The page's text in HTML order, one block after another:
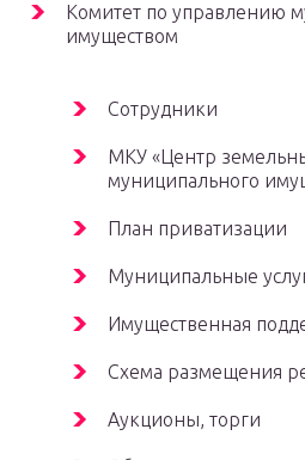
Комитет по управлению
имуществом
Сотрудники
МКУ «Центр
муниципального
План приватизации
Муниципальные
Имущественная
Схема размещения
Аукционы, торги